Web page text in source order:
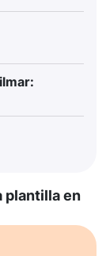
plantilla en